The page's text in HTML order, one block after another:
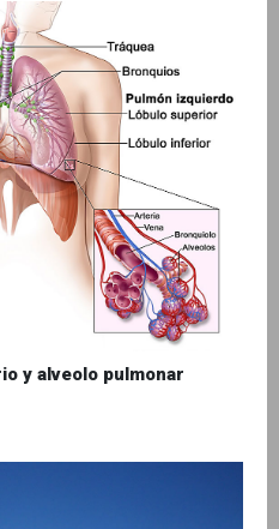
y alveolo pulmonar